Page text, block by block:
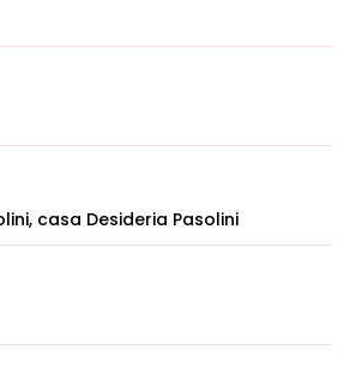
casa Desideria Pasolini